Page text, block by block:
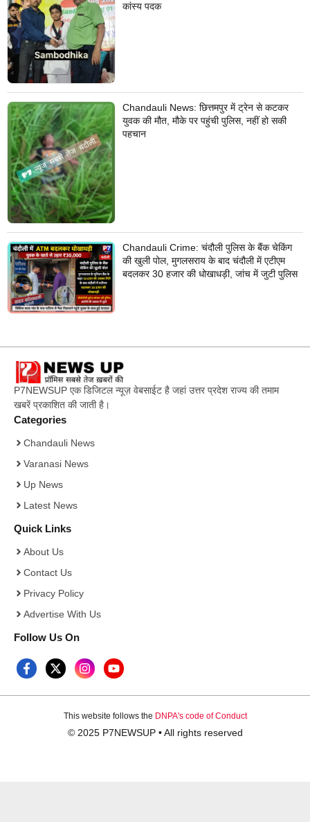
कांस्य पदक
Chandauli News: छित्तमपुर में ट्रेन से कटकर
युवक की मौत, मौके पर पहुंची पुलिस, नहीं हो सकी
पहचान
Chandauli Crime: चंदौली पुलिस के बैंक चेकिंग
की खुली पोल, मुगलसराय के बाद चंदौली में एटीएम
बदलकर 30 हजार की धोखाधड़ी, जांच में जुटी पुलिस
P7NEWSUP एक डिजिटल न्यूज़ वेबसाईट है जहां उत्तर प्रदेश राज्य की तमाम
खबरें प्रकाशित की जाती है।
Categories
Chandauli News
Varanasi News
Up News
Latest News
Quick Links
About Us
Contact Us
Privacy Policy
Advertise With Us
Follow Us On
This website follows the DNPA's code of Conduct
© 2025 P7NEWSUP • All rights reserved